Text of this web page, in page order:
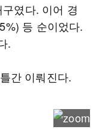
였다. 이어 경
등 순이었다.
.
간 이뤄진다.